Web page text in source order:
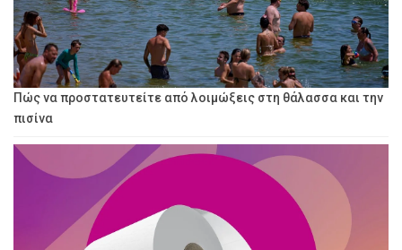
Πώς να προστατευτείτε από λοιμώξεις στη θάλασσα και την
πισίνα